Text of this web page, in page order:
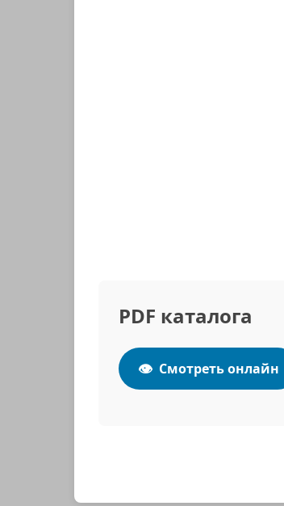
PDF каталога
👁️ Смотреть онлайн